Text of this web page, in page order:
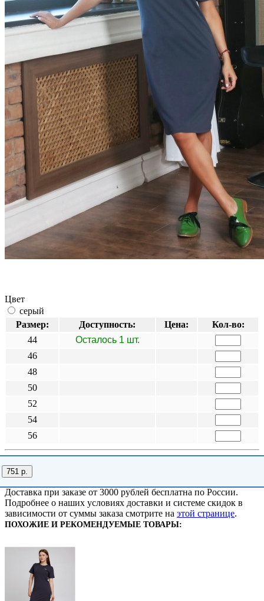
Цвет
серый
Размер:
Доступность: Цена:
Кол-во:
44
Осталось 1 шт.
46
48
50
52
54
56
751 р.
Доставка при заказе от 3000 рублей бесплатна по России.
Подробнее о наших условиях доставки и системе скидок в
зависимости от суммы заказа смотрите на этой странице.
ПОХОЖИЕ И РЕКОМЕНДУЕМЫЕ ТОВАРЫ: